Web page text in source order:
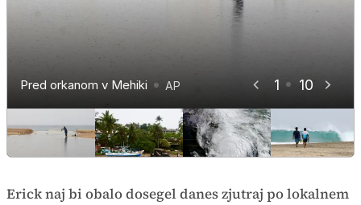
1 10
Pred orkanom v Mehiki AP
Pred orkanom v Mehiki AP
Pred orkanom v Mehiki AP
Pred orkanom v Mehiki AP
Pred orkanom v Mehiki AP
Pred orkanom v Mehiki AP
Pred orkanom v Mehiki AP
Pred orkanom v Mehiki AP
Pred orkanom v Mehiki AP
Pred orkanom v Mehiki AP
Erick naj bi obalo dosegel danes zjutraj po lokalnem